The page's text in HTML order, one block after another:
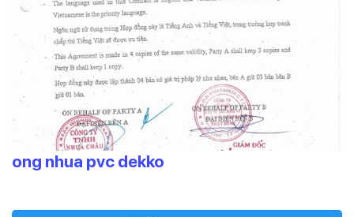
ong nhua pvc dekko